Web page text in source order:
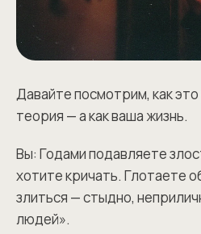
Давайте посмотрим, как
теория — а как ваша жизнь.
Вы: Годами подавляете
хотите кричать. Глотаете
злиться — стыдно,
людей».